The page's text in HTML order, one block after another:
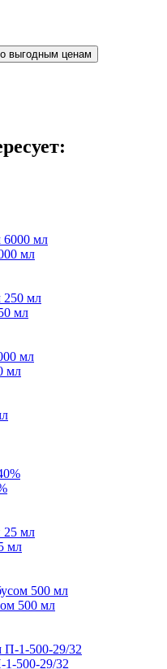
выгодным ценам
мл
мл
мл
мл
500 мл
500-29/32